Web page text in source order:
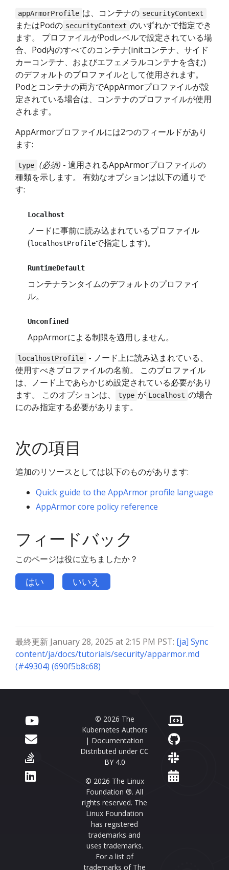
appArmorProfile は、コンテナの securityContext
またはPodの securityContext のいずれかで指定でき
ます。 プロファイルがPodレベルで設定されている場
合、Pod内のすべてのコンテナ(initコンテナ、サイド
カーコンテナ、およびエフェメラルコンテナを含む)
のデフォルトのプロファイルとして使用されます。
Podとコンテナの両方でAppArmorプロファイルが設
定されている場合は、コンテナのプロファイルが使用
されます。
AppArmorプロファイルには2つのフィールドがあり
ます:
type (必須) - 適用されるAppArmorプロファイルの
種類を示します。 有効なオプションは以下の通りで
す:
Localhost
ノードに事前に読み込まれているプロファイル
(localhostProfileで指定します)。
RuntimeDefault
コンテナランタイムのデフォルトのプロファイ
ル。
Unconfined
AppArmorによる制限を適用しません。
localhostProfile
- ノード上に読み込まれている、
使用すべきプロファイルの名前。 このプロファイル
は、ノード上であらかじめ設定されている必要があり
ます。 このオプションは、
type が Localhost の場合
にのみ指定する必要があります。
次の項目
追加のリソースとしては以下のものがあります:
Quick guide to the AppArmor profile language
AppArmor core policy reference
フィードバック
このページは役に立ちましたか？
はい いいえ
最終更新 January 28, 2025 at 2:15 PM PST: [ja] Sync
content/ja/docs/tutorials/security/apparmor.md
(#49304) (690f5b8c68)
© 2026 The
Kubernetes Authors
| Documentation
Distributed under CC
BY 4.0
© 2026 The Linux
Foundation ®. All
rights reserved. The
Linux Foundation
has registered
trademarks and
uses trademarks.
For a list of
trademarks of The